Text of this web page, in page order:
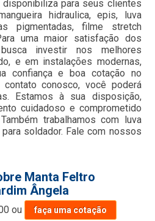
para seus clientes
hidraulica, epis, luva
pigmentadas, filme stretch
uma maior satisfação dos
investir nos melhores
e em instalações modernas,
confiança e boa cotação no
conosco, você poderá
Estamos à sua disposição,
cuidadoso e comprometido
trabalhamos com luva
soldador. Fale com nossos
Manta Feltro
Ângela
ou faça uma cotação